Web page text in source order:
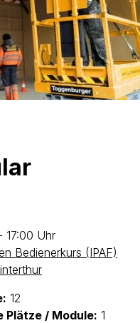
17:00 Uhr
Bedienerkurs (IPAF)
12
Plätze / Module: 1